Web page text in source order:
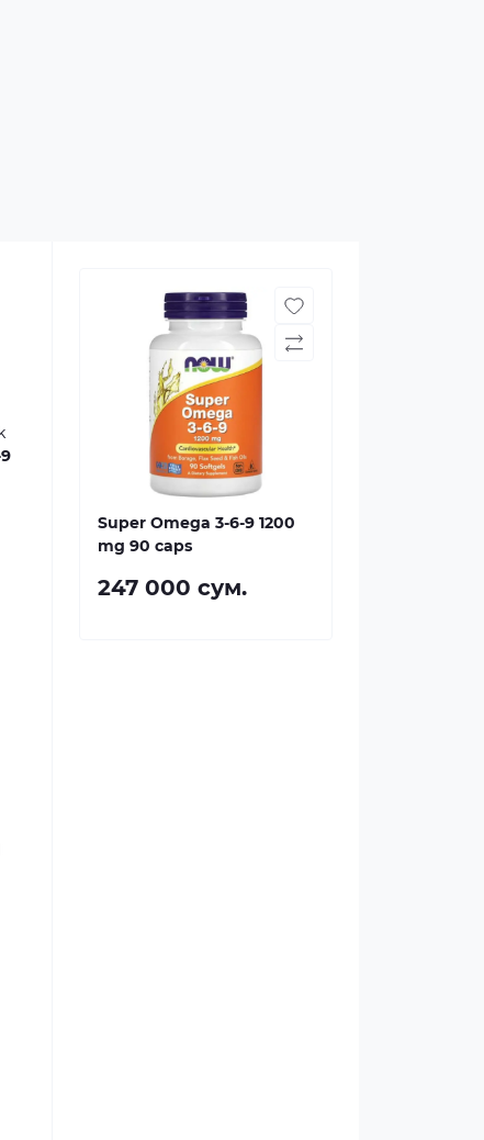
Super Omega 3-6-9 1200
mg 90 caps
247 000 сум.